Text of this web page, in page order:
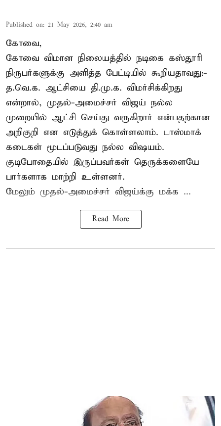
Published on: 21 May 2026, 2:40 am
கோவை,
கோவை விமான நிலையத்தில் நடிகை கஸ்தூரி
நிருபர்களுக்கு அளித்த பேட்டியில் கூறியதாவது:-
த.வெ.க. ஆட்சியை தி.மு.க. விமர்சிக்கிறது
என்றால், முதல்-அமைச்சர் விஜய் நல்ல
முறையில் ஆட்சி செய்து வருகிறார் என்பதற்கான
அறிகுறி என எடுத்துக் கொள்ளலாம். டாஸ்மாக்
கடைகள் மூடப்படுவது நல்ல விஷயம்.
குடிபோதையில் இருப்பவர்கள் தெருக்களையே
பார்களாக மாற்றி உள்ளனர்.
மேலும் முதல்-அமைச்சர் விஜய்க்கு மக்க ...
Read More